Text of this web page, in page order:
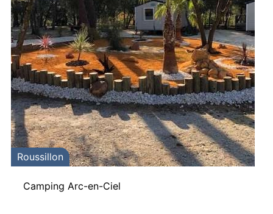
Roussillon
Camping Arc-en-Ciel